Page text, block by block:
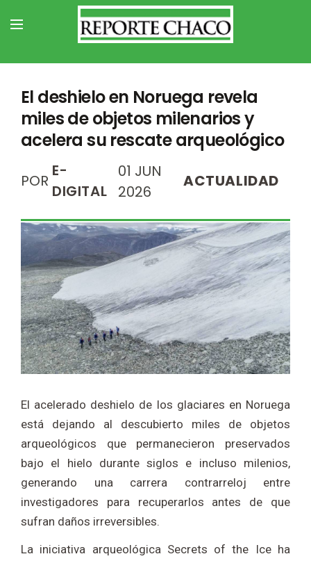
El deshielo en Noruega revela
miles de objetos milenarios y
acelera su rescate arqueológico
POR
E-
DIGITAL
01 JUN
2026
ACTUALIDAD
El acelerado deshielo de los glaciares en Noruega
está dejando al descubierto miles de objetos
arqueológicos que permanecieron preservados
bajo el hielo durante siglos e incluso milenios,
generando una carrera contrarreloj entre
investigadores para recuperarlos antes de que
sufran daños irreversibles.
La iniciativa arqueológica Secrets of the Ice ha